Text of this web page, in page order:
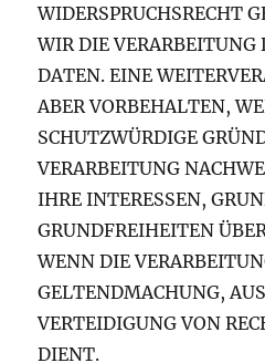
WIDERSPRUCHSRECHT
WIR DIE VERARBEITUNG
DATEN. EINE
ABER VORBEHALTEN,
SCHUTZWÜRDIGE
VERARBEITUNG
IHRE INTERESSEN,
GRUNDFREIHEITEN
WENN DIE
GELTENDMACHUNG,
VERTEIDIGUNG VON
DIENT.